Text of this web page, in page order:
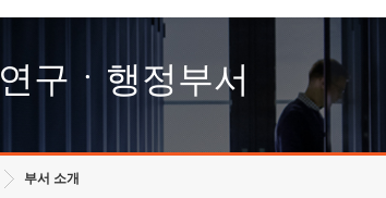
고객의소리
수의계약 현황
연구ㆍ행정부서
부서 소개